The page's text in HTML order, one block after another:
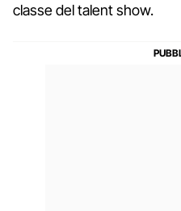
classe del talent show.